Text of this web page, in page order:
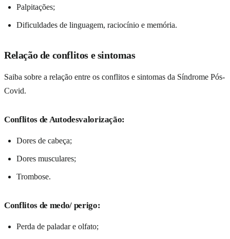
Palpitações;
Dificuldades de linguagem, raciocínio e memória.
Relação de conflitos e sintomas
Saiba sobre a relação entre os conflitos e sintomas da Síndrome Pós-
Covid.
Conflitos de Autodesvalorização:
Dores de cabeça;
Dores musculares;
Trombose.
Conflitos de medo/ perigo:
Perda de paladar e olfato;